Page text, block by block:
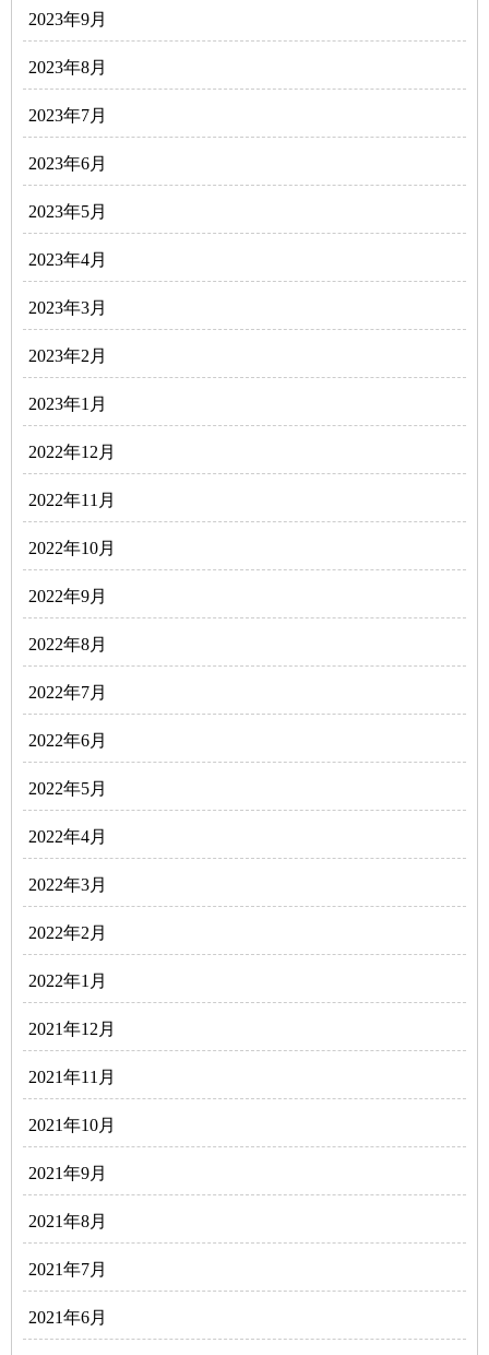
2023年9月
2023年8月
2023年7月
2023年6月
2023年5月
2023年4月
2023年3月
2023年2月
2023年1月
2022年12月
2022年11月
2022年10月
2022年9月
2022年8月
2022年7月
2022年6月
2022年5月
2022年4月
2022年3月
2022年2月
2022年1月
2021年12月
2021年11月
2021年10月
2021年9月
2021年8月
2021年7月
2021年6月